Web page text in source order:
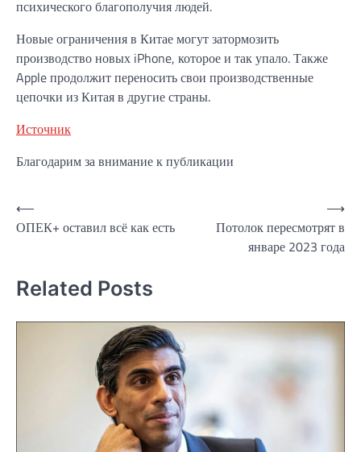
психического благополучия людей.
Новые ограничения в Китае могут затормозить
производство новых iPhone, которое и так упало. Также
Apple продолжит переносить свои производственные
цепочки из Китая в другие страны.
Источник
Благодарим за внимание к публикации
Навигация
по
⟵
ОПЕК+ оставил всё как есть
Потолок пересмотрят в
январе 2023 года
⟶
Related Posts